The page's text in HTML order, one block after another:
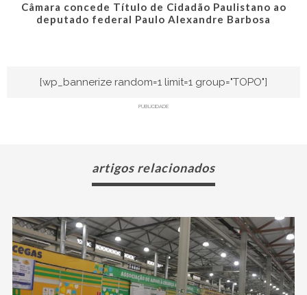
Câmara concede Título de Cidadão Paulistano ao
deputado federal Paulo Alexandre Barbosa
[wp_bannerize random=1 limit=1 group="TOPO"]
PUBLICIDADE
artigos relacionados